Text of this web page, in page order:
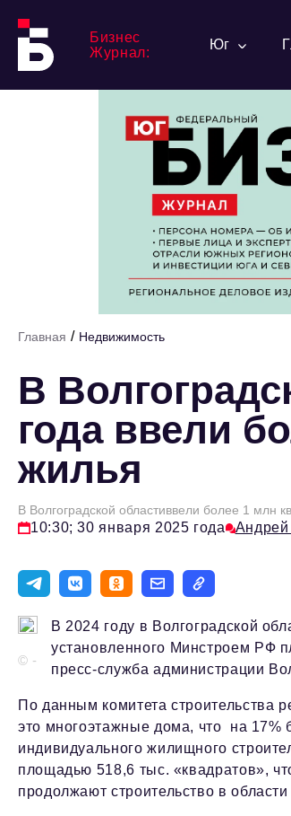
Бизнес
Журнал:
Юг
Главная / Недвижимость
В
года ввели
жилья
В Волгоградской областиввели более 1 млн
10:30; 30 января 2025 года Андрей
© -
В 2024 году в Волгоградской
установленного Минстроем РФ
пресс-служба администрации
По данным комитета строительства
это многоэтажные дома, что на 17%
индивидуального жилищного
площадью 518,6 тыс. «квадратов»,
продолжают строительство в